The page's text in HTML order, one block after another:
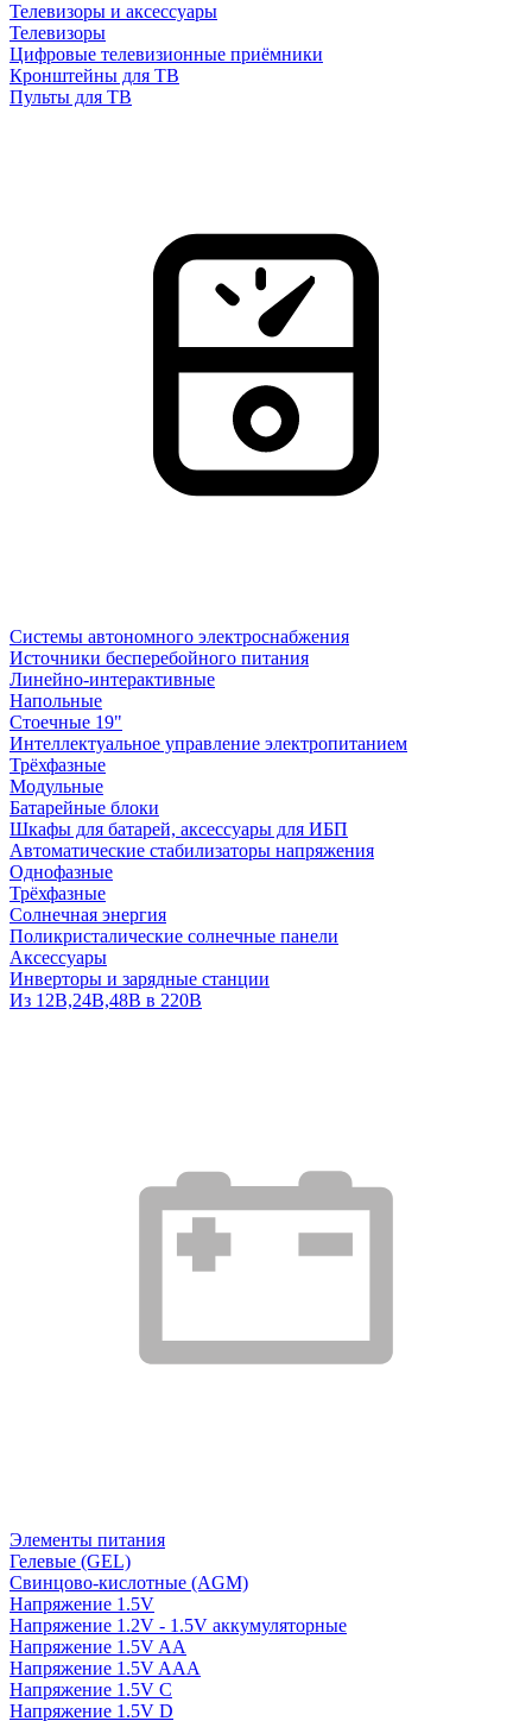
Телевизоры и аксессуары
Телевизоры
Цифровые телевизионные приёмники
Кронштейны для ТВ
Пульты для ТВ
Системы автономного электроснабжения
Источники бесперебойного питания
Линейно-интерактивные
Напольные
Стоечные 19"
Интеллектуальное управление электропитанием
Трёхфазные
Модульные
Батарейные блоки
Шкафы для батарей, аксессуары для ИБП
Автоматические стабилизаторы напряжения
Однофазные
Трёхфазные
Солнечная энергия
Поликристалические солнечные панели
Аксессуары
Инверторы и зарядные станции
Из 12В,24В,48В в 220В
Элементы питания
Гелевые (GEL)
Свинцово-кислотные (AGM)
Напряжение 1.5V
Напряжение 1.2V - 1.5V аккумуляторные
Напряжение 1.5V AA
Напряжение 1.5V AAA
Напряжение 1.5V C
Напряжение 1.5V D